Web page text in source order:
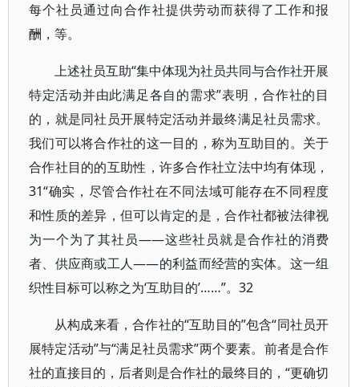
每个社员通过向合作社提供劳动而获得了工作和报
酬，等。
上述社员互助“集中体现为社员共同与合作社开展
特定活动并由此满足各自的需求”表明，合作社的目
的，就是同社员开展特定活动并最终满足社员需求。
我们可以将合作社的这一目的，称为互助目的。关于
合作社目的的互助性，许多合作社立法中均有体现，
31“确实，尽管合作社在不同法域可能存在不同程度
和性质的差异，但可以肯定的是，合作社都被法律视
为一个为了其社员——这些社员就是合作社的消费
者、供应商或工人——的利益而经营的实体。这一组
织性目标可以称之为‘互助目的’……”。32
从构成来看，合作社的“互助目的”包含“同社员开
展特定活动”与“满足社员需求”两个要素。前者是合作
社的直接目的，后者则是合作社的最终目的，“更确切